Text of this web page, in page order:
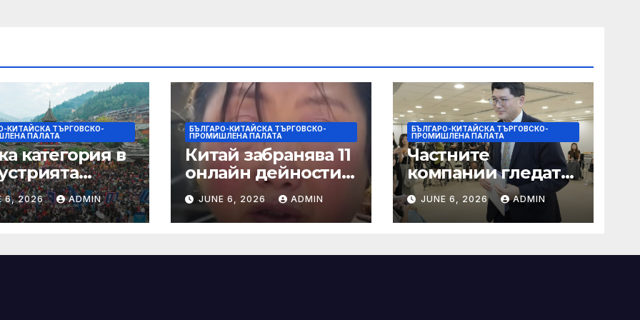
КИТАЙСКА ТЪРГОВСКО-
ПАЛАТА
категория в
алианс за
енергия
6, 2026 ADMIN
БЪЛГАРО-КИТАЙСКА ТЪРГОВСКО-
ПРОМИШЛЕНА ПАЛАТА
Китай забранява 11
онлайн дейности
при по-строги
правила за
ограничаване на
кибернасилницит
JUNE 6, 2026 ADMIN
БЪЛГАРО-КИТАЙСКА ТЪРГОВСКО-
ПРОМИШЛЕНА ПАЛАТА
Частните
компании гледат
на по-голяма роля
в стратегическата
енергетика
JUNE 6, 2026 ADMIN